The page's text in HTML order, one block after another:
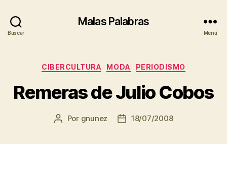
Buscar
Malas Palabras
Menú
Categorías
CIBERCULTURA MODA PERIODISMO
Remeras de Julio Cobos
Autor
Por gnunez
Fecha18/07/2008